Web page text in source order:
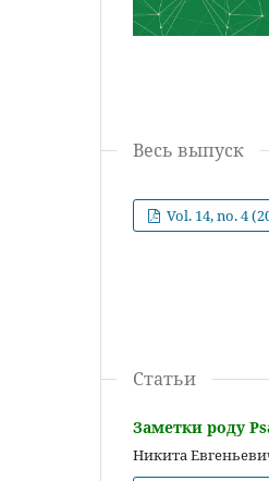
Весь выпуск
Vol. 14, no. 4
Статьи
Заметки роду
Никита